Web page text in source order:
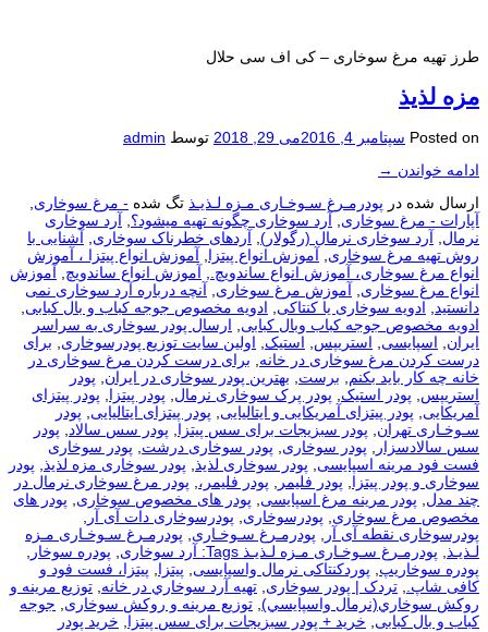
طرز تهیه مرغ سوخاری – کی اف سی حلال
مزه لذیذ
Posted on سپتامبر 4, 2016 می 29, 2018 توسط admin
ادامه خواندن →
ارسال شده در پودرمـرغ سـوخـاری مـزه لـذیـذ تگ شده - مرغ سوخاری,
آپارات - مرغ سوخاری, آرد سوخاری چگونه تهیه میشود؟, آرد سوخاری
نرمال, آرد سوخاری نرمال (رگولار), آردهای خطرناک سوخاری, آشنایی با
روش تهیه مرغ سوخاری, آموزش انواع پیتزا, آموزش انواع پیتزا ، آموزش
انواع مرغ سوخاری، آموزش انواع ساندویچ., آموزش انواع ساندویچ, آموزش
انواع مرغ سوخاری, آموزش مرغ سوخاری, آنچه درباره آرد سوخاری نمی
دانستید, ادویه سوخاری یا کنتاکی, ادویه مخصوص جوجه کباب و بال کبابی,
ادویه مخصوص جوجه کباب وبال کبابی, ارسال پودر سوخاری به سراسر
ایران, اسپایسی, استریپس, استیک, اولین سایت توزیع پودرسوخاری, برای
درست كردن مرغ سوخاری در خانه, برای درست كردن مرغ سوخاری در
خانه چه كار باید بكنم, برست, بهترین پودر سوخاری در ایران, پودر
استریپس, پودر استیک, پودر پرک سوخاری نرمال, پودر پیتزا, پودر پیتزای
آمریکایی, پودر پیتزای آمریکایی و ایتالیایی, پودر پیتزای ایتالیایی, پودر
سـوخـاری تهران, پودر سبزیجات برای سس پیتزا, پودر سس سالاد, پودر
سس سالادسزار , پودر سوخاری, پودر سوخاری درشت, پودر سوخاری
فست فود مرینه اسپایسی, پودر سوخاری لذیذ, پودر سوخاری مزه لذیذ, پودر
سوخاری و پودر پیتزا, پودر فلیمر , پودر فلیمر،, پودر مرغ سوخاری نرمال در
چند مدل, پودر مرینه مرغ اسپایسی, پودر های مخصوص سوخاری, پودر های
مخصوص مرغ سوخاری, پودرسوخاری, پودرسوخاری دات آی آر ,
پودرسوخاری نقطه آی آر , پودرمـرغ سـوخـاری, پودرمـرغ سـوخـاری مـزه
لـذیـذ, پودرمـرغ سـوخـاری مـزه لـذیـذ Tags: آرد سوخاری , پودره سوخار ,
پودره سوخاریپ, پوردکنتاکی نرمال واسپایسی, پیتزا, پیتزا، فست فود و
کافی شاپ., تردک | پودر سوخاری, تهيه آرد سوخاري در خانه, توزيع مرينه و
روکش سوخاري(نرمال واسپايسي), توزیع مرینه و روکش سوخاری, جوجه
کباب و بال کبابی, خرید + پودر سبزیجات برای سس پیتزا, خرید پودر